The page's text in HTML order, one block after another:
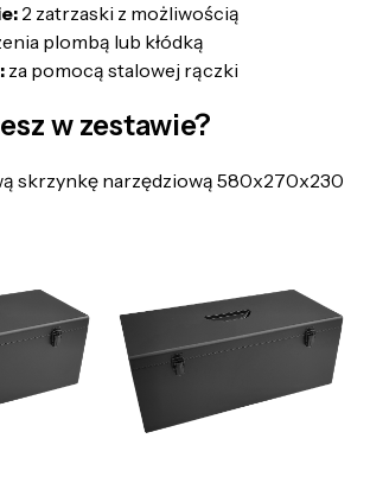
2 zatrzaski z możliwością
plombą lub kłódką
za pomocą stalowej rączki
w zestawie?
skrzynkę narzędziową 580x270x230